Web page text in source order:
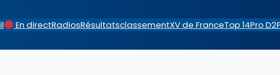
En directRadiosRésultatsclassementXV de FranceTop 14Pro D2